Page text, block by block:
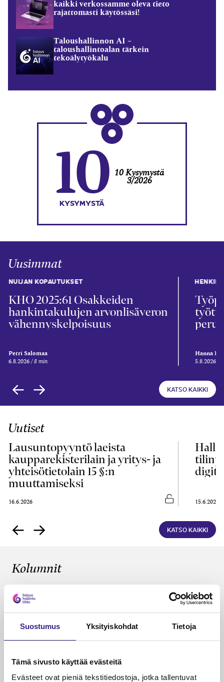
Suostumus Yksityiskohdat Tietoja
Tämä sivusto käyttää evästeitä
Evästeet ovat pieniä tekstitiedostoja, jotka tallentuvat
kaikki verkossamme oleva tieto
rajattomasti käytössäsi!
Taloushallinnon AI –
taloushallintoalan tärkein
tekoälytyökalu
10
KYSYMYSTÄ
10 Kysymystä
3/2026
Uusimmat
KATSO KAIKKI
NUIJAN KOPAUTUKSET
KHO 2025:61 Osakkeiden
hankintakulujen arvonlisäveron
vähennyskelpoisuus
Petri Salomaa
6.8.2026 8 min
Hanna
5.8.2026
Uutiset
KATSO KAIKKI
Lausuntopyyntö laeista
kaupparekisterilain ja yritys- ja
yhteisötietolain 15 §:n
muuttamiseksi
16.6.2026
Vapaasti
15.6.2026
Kolumnit
KÄDET SAVESSA
Tilitoimistot omistajanvaihdosten
ytimessä
Honkala, Mari Viertola